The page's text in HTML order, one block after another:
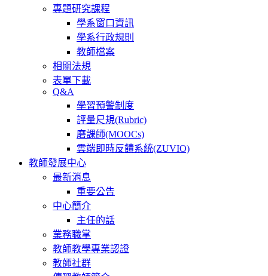
專題研究課程
學系窗口資訊
學系行政規則
教師檔案
相關法規
表單下載
Q&A
學習預警制度
評量尺規(Rubric)
磨課師(MOOCs)
雲端即時反饋系統(ZUVIO)
教師發展中心
最新消息
重要公告
中心簡介
主任的話
業務職掌
教師教學專業認證
教師社群